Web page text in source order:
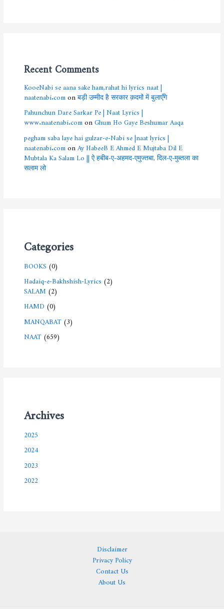
Recent Comments
KooeNabi se aana sake ham,rahat hi lyrics naat |
naatenabi.comonबड़ी उम्मीद है सरकार क़दमों में बुलाएँगे
Pahunchun Dare Sarkar Pe | Naat Lyrics |
www.naatenabi.comonGhum Ho Gaye Beshumar Aaqa
pegham saba laye hai gulzar-e-Nabi se |naat lyrics |
naatenabi.comonAy HabeeB E Ahmed E Mujtaba Dil E
Mubtala Ka Salam Lo || ऐ हबीब-ए-अहमद-एमुज्तबा, दिल-ए-मुब्तला का
सलाम लो
Categories
BOOKS(0)
Hadaiq-e-Bakhshish-Lyrics(2)
SALAM(2)
HAMD(0)
MANQABAT(3)
NAAT(659)
Archives
2025
2024
2023
2022
Disclaimer
Privacy Policy
Contact Us
About Us